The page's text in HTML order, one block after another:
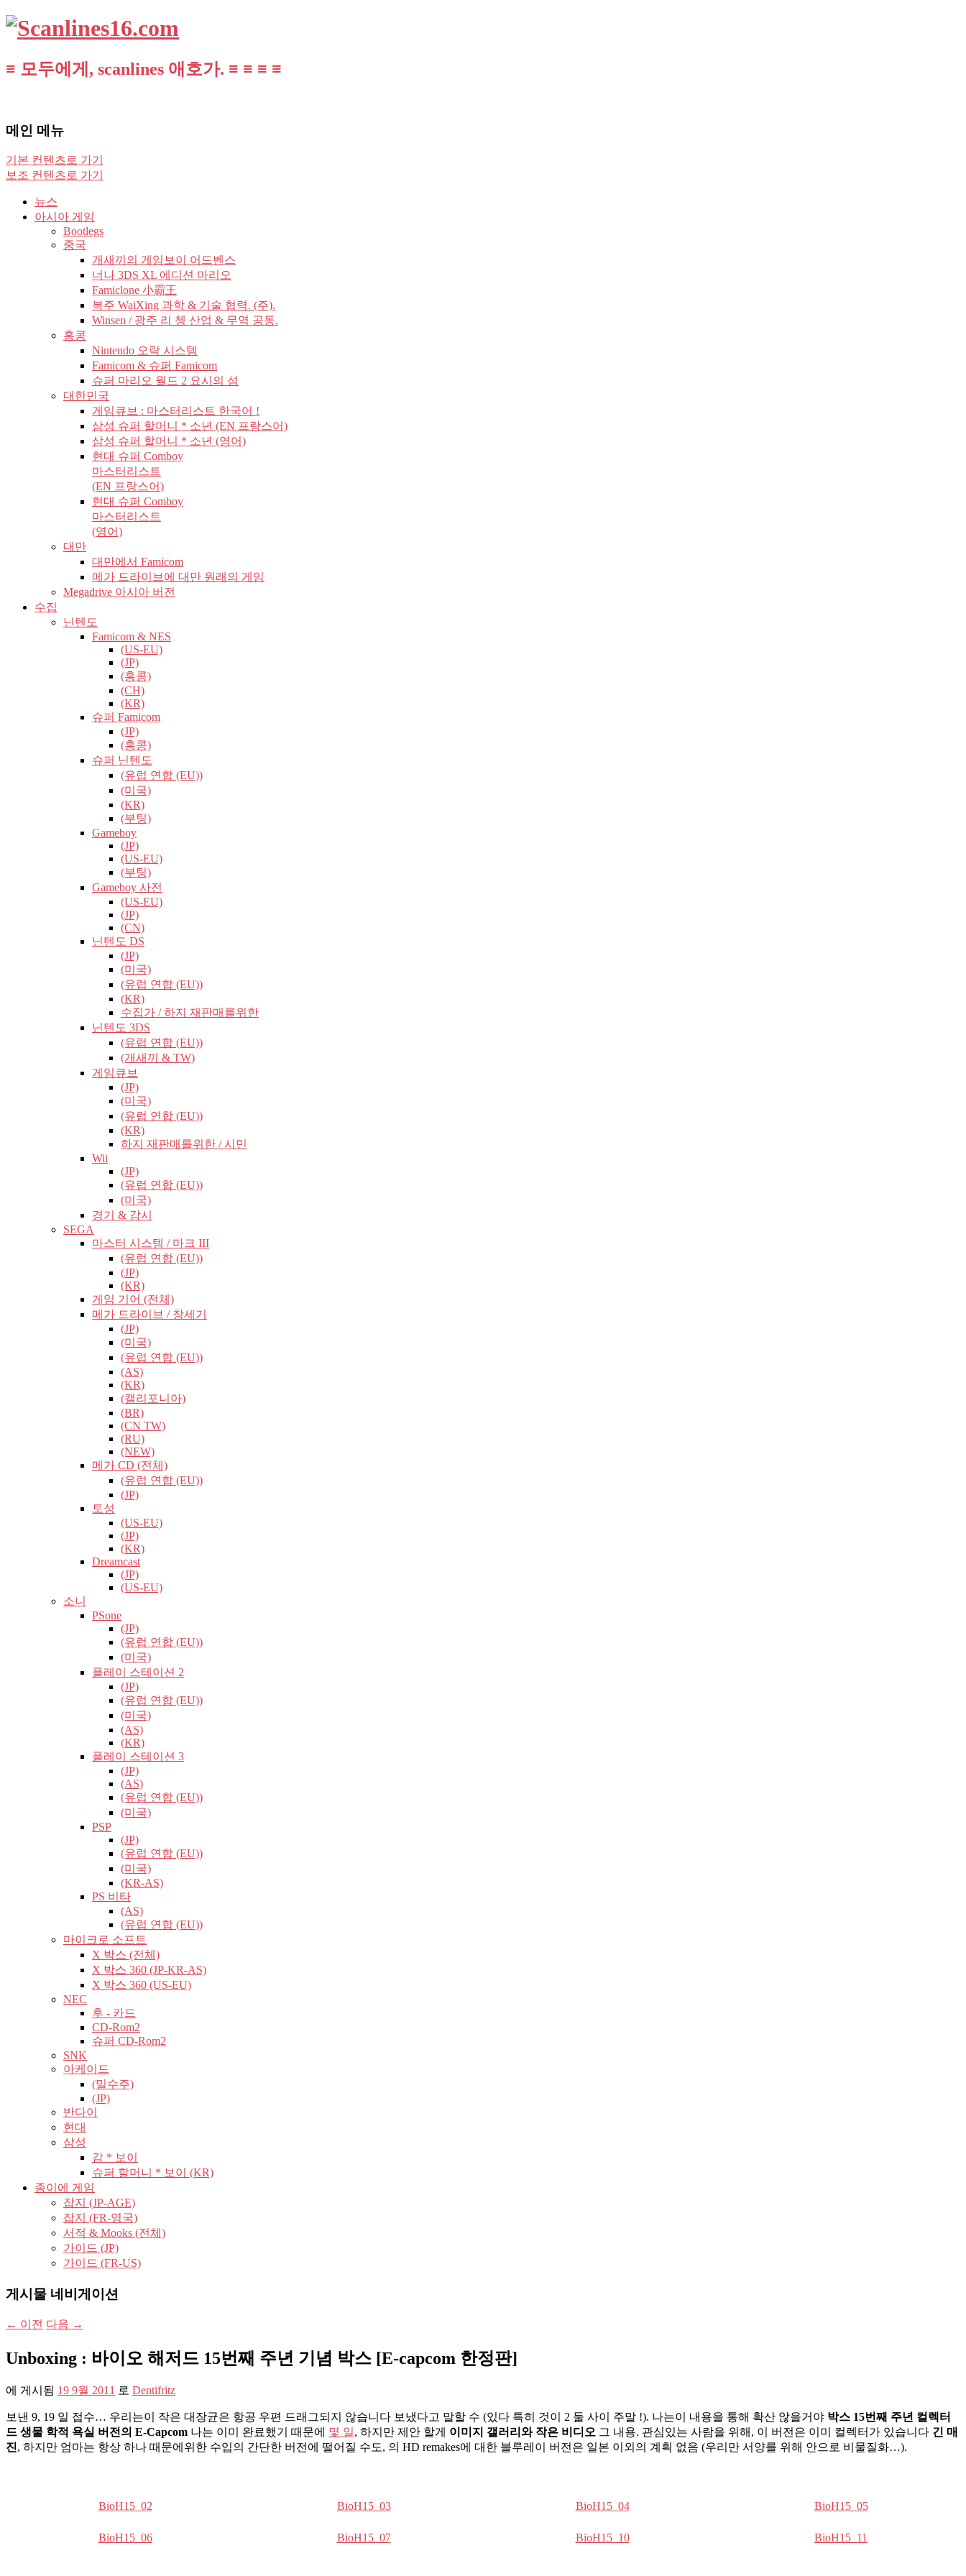
≡ 모두에게, scanlines 애호가. ≡ ≡ ≡ ≡
메인 메뉴
기본 컨텐츠로 가기
보조 컨텐츠로 가기
뉴스
아시아 게임
Bootlegs
중국
개새끼의 게임보이 어드벤스
너나 3DS XL 에디션 마리오
Famiclone 小霸王
복주 WaiXing 과학 & 기술 협력. (주).
Winsen / 광주 리 쳉 산업 & 무역 공동.
홍콩
Nintendo 오락 시스템
Famicom & 슈퍼 Famicom
슈퍼 마리오 월드 2 요시의 섬
대한민국
게임큐브 : 마스터리스트 한국어 !
삼성 슈퍼 할머니 * 소년 (EN 프랑스어)
삼성 슈퍼 할머니 * 소년 (영어)
현대 슈퍼 Comboy
마스터리스트
(EN 프랑스어)
현대 슈퍼 Comboy
마스터리스트
(영어)
대만
대만에서 Famicom
메가 드라이브에 대만 원래의 게임
Megadrive 아시아 버전
수집
닌텐도
Famicom & NES
(US-EU)
(JP)
(홍콩)
(CH)
(KR)
슈퍼 Famicom
(JP)
(홍콩)
슈퍼 닌텐도
(유럽​​ 연합 (EU))
(미국)
(KR)
(부팅)
Gameboy
(JP)
(US-EU)
(부팅)
Gameboy 사전
(US-EU)
(JP)
(CN)
닌텐도 DS
(JP)
(미국)
(유럽​​ 연합 (EU))
(KR)
수집가 / 하지 재판매를위한
닌텐도 3DS
(유럽​​ 연합 (EU))
(개새끼 & TW)
게임큐브
(JP)
(미국)
(유럽​​ 연합 (EU))
(KR)
하지 재판매를위한 / 시민
Wii
(JP)
(유럽​​ 연합 (EU))
(미국)
경기 & 감시
SEGA
마스터 시스템 / 마크 III
(유럽​​ 연합 (EU))
(JP)
(KR)
게임 기어 (전체)
메가 드라이브 / 창세기
(JP)
(미국)
(유럽​​ 연합 (EU))
(AS)
(KR)
(캘리포니아)
(BR)
(CN TW)
(RU)
(NEW)
메가 CD (전체)
(유럽​​ 연합 (EU))
(JP)
토성
(US-EU)
(JP)
(KR)
Dreamcast
(JP)
(US-EU)
소니
PSone
(JP)
(유럽​​ 연합 (EU))
(미국)
플레이 스테이션 2
(JP)
(유럽​​ 연합 (EU))
(미국)
(AS)
(KR)
플레이 스테이션 3
(JP)
(AS)
(유럽​​ 연합 (EU))
(미국)
PSP
(JP)
(유럽​​ 연합 (EU))
(미국)
(KR-AS)
PS 비타
(AS)
(유럽​​ 연합 (EU))
마이크로 소프트
X 박스 (전체)
X 박스 360 (JP-KR-AS)
X 박스 360 (US-EU)
NEC
후 - 카드
CD-Rom2
슈퍼 CD-Rom2
SNK
아케이드
(밀수주)
(JP)
반다이
현대
삼성
감 * 보이
슈퍼 할머니 * 보이 (KR)
종이에 게임
잡지 (JP-AGE)
잡지 (FR-영국)
서적 & Mooks (전체)
가이드 (JP)
가이드 (FR-US)
게시물 네비게이션
← 이전 다음 →
Unboxing : 바이오 해저드 15번째 주년 기념 박스 [E-capcom 한정판]
에 게시됨 19 9월 2011 로 Dentifritz
보낸 9, 19 일 접수… 우리는이 작은 대장균은 항공 우편 드래그되지 않습니다 보냈다고 말할 수 (있다 특히 것이 2 둘 사이 주말 !). 나는이 내용을 통해 확산 않을거야 박스 15번째 주년 컬렉터
드 생물 학적 욕실 버전의 E-Capcom 나는 이미 완료했기 때문에 몇 일, 하지만 제안 할게 이미지 갤러리와 작은 비디오 그 내용. 관심있는 사람을 위해, 이 버전은 이미 컬렉터가 있습니다 긴 매
진, 하지만 엄마는 항상 하나 때문에위한 수입의 간단한 버전에 떨어질 수도, 의 HD remakes에 대한 블루레이 버전은 일본 이외의 계획 없음 (우리만 서양를 위해 안으로 비물질화…).
BioH15_02 BioH15_03 BioH15_04 BioH15_05
BioH15_06 BioH15_07 BioH15_10 BioH15_11